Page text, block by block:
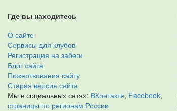
Где вы находитесь
О сайте
Сервисы для клубов
Регистрация на забеги
Блог сайта
Пожертвования сайту
Старая версия сайта
Мы в социальных сетях: ВКонтакте, Facebook,
страницы по регионам России